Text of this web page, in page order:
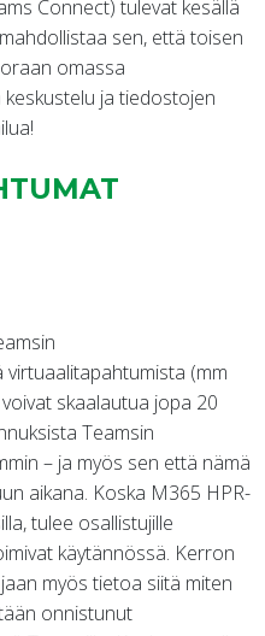
Connect) tulevat kesällä
sen, että toisen
omassa
ja tiedostojen
(mm
skaalautua jopa 20
Teamsin
– ja myös sen että nämä
aikana. Koska M365 HPR-
tulee osallistujille
käytännössä. Kerron
myös tietoa siitä miten
onnistunut